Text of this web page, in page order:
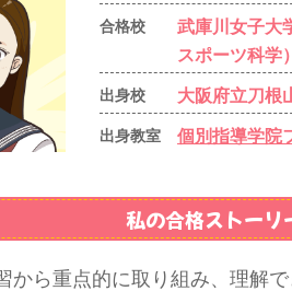
合格校
武庫川女子大
スポーツ科学）
出身校 大阪府立刀根
出身教室 個別指導学院
私の合格ストーリ
から重点的に取り組み、理解